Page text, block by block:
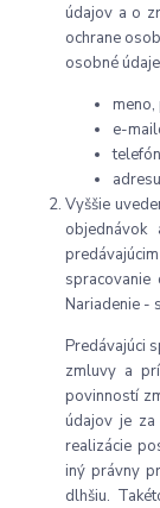
údajov a o
ochrane
osobné
e-
Vyššie
Nariadenie -
Predávajúci
zmluvy a
povinností
údajov je
realizácie
iný právny
dlhšiu.